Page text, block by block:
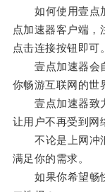
如何使用壹点加
点加速器客户端，
点击连接按钮即可。
壹点加速器会自
你畅游互联网的世
壹点加速器致力
让用户不再受到网
不论是上网冲浪
满足你的需求。
如果你希望畅快